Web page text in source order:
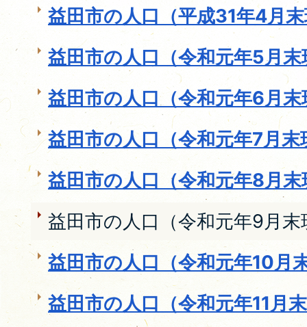
益田市の人口（平成31年4月
益田市の人口（令和元年5月末
益田市の人口（令和元年6月末
益田市の人口（令和元年7月末
益田市の人口（令和元年8月末
益田市の人口（令和元年9月末
益田市の人口（令和元年10月
益田市の人口（令和元年11月